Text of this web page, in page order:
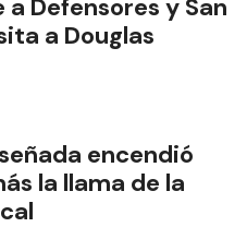
a Defensores y San
a Douglas
encendió
la llama de la